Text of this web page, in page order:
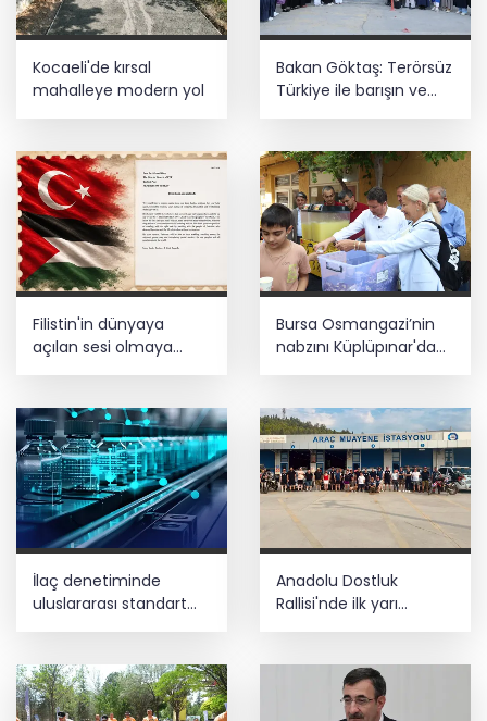
Kocaeli'de kırsal
mahalleye modern yol
Bakan Göktaş: Terörsüz
Türkiye ile barışın ve
Filistin'in dünyaya
açılan sesi olmaya
Bursa Osmangazi’nin
nabzını Küplüpınar'da
İlaç denetiminde
uluslararası standart
dönemi
Anadolu Dostluk
Rallisi'nde ilk yarı
tamamlandı